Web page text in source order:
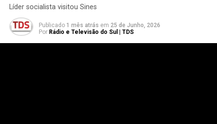
Líder socialista visitou Sines
Publicado 1 mês atrás em 25 de Junho, 2026
Por Rádio e Televisão do Sul | TDS